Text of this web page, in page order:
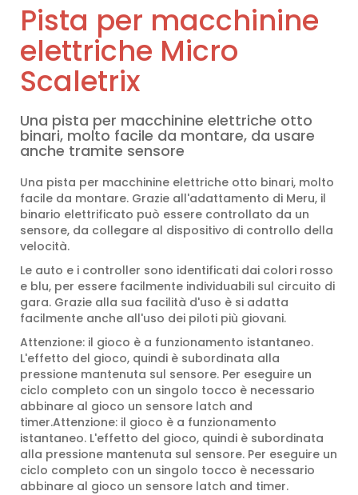
Pista per macchinine
elettriche Micro
Scaletrix
Una pista per macchinine elettriche otto
binari, molto facile da montare, da usare
anche tramite sensore
Una pista per macchinine elettriche otto binari, molto
facile da montare. Grazie all'adattamento di Meru, il
binario elettrificato può essere controllato da un
sensore, da collegare al dispositivo di controllo della
velocità.
Le auto e i controller sono identificati dai colori rosso
e blu, per essere facilmente individuabili sul circuito di
gara. Grazie alla sua facilità d'uso è si adatta
facilmente anche all'uso dei piloti più giovani.
Attenzione: il gioco è a funzionamento istantaneo.
L'effetto del gioco, quindi è subordinata alla
pressione mantenuta sul sensore. Per eseguire un
ciclo completo con un singolo tocco è necessario
abbinare al gioco un sensore latch and
timer.Attenzione: il gioco è a funzionamento
istantaneo. L'effetto del gioco, quindi è subordinata
alla pressione mantenuta sul sensore. Per eseguire un
ciclo completo con un singolo tocco è necessario
abbinare al gioco un sensore latch and timer.